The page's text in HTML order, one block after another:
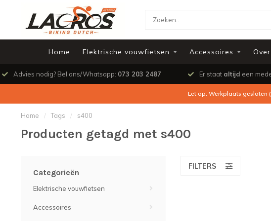
Home Elektrische vouwfietsen Accessoires
Advies nodig? Bel ons/Whatsapp: 073 203 2487 Er staat altijd een
Let op: Werkplaats gesloten
Home / Tags / s400
Producten getagd met s400
Categorieën
Elektrische vouwfietsen
Accessoires
FILTERS